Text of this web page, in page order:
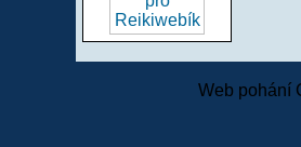
Web pohání